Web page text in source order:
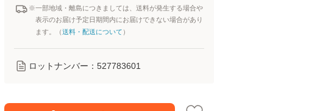
※一部地域・離島につきましては、送料が発生する場合や
表示のお届け予定日期間内にお届けできない場合があり
ます。（送料・配送について ）
ロットナンバー： 527783601